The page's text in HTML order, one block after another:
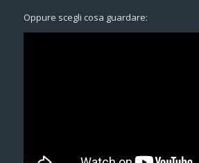
Oppure scegli cosa guardare: